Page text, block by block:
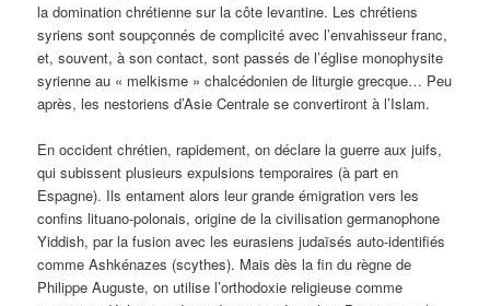
la domination chrétienne sur la côte levantine. Les chrétiens
syriens sont soupçonnés de complicité avec l’envahisseur franc,
et, souvent, à son contact, sont passés de l’église monophysite
syrienne au « melkisme » chalcédonien de liturgie grecque… Peu
après, les nestoriens d’Asie Centrale se convertiront à l’Islam.
En occident chrétien, rapidement, on déclare la guerre aux juifs,
qui subissent plusieurs expulsions temporaires (à part en
Espagne). Ils entament alors leur grande émigration vers les
confins lituano-polonais, origine de la civilisation germanophone
Yiddish, par la fusion avec les eurasiens judaïsés auto-identifiés
comme Ashkénazes (scythes). Mais dès la fin du règne de
Philippe Auguste, on utilise l’orthodoxie religieuse comme